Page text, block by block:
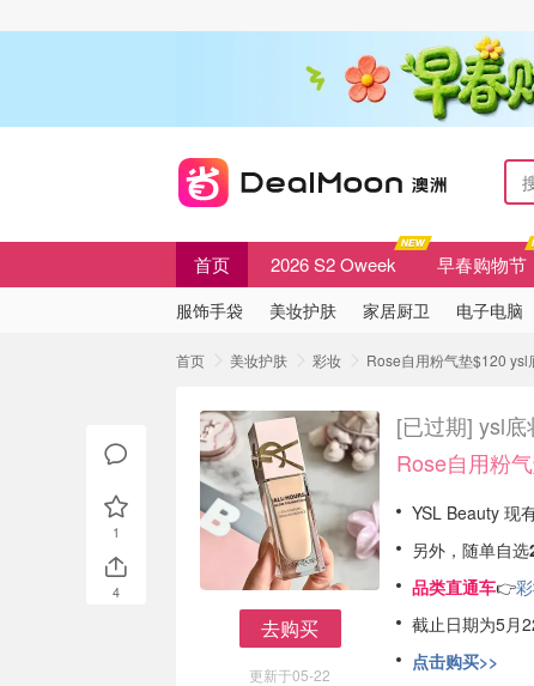
首页 2026 S2 Oweek 早春购物节
服饰手袋 美妆护肤 家居厨卫 电子电脑
首页 美妆护肤 彩妆 Rose自用粉气垫$120
去购买
更新于05-22
[已过期] ysl底
Rose自用粉
YSL Beauty 现
另外，随单自选
品类直通车👉
截止日期为5月
点击购买>>
1
4